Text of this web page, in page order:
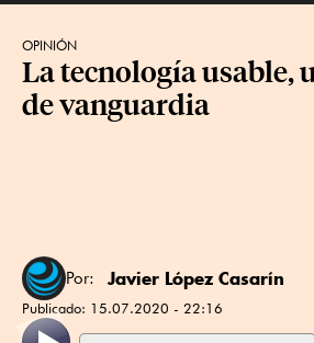
OPINIÓN
La tecnología usable,
de vanguardia
Por: Javier López Casarín
Publicado: 15.07.2020 - 22:16